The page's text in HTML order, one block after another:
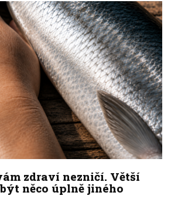
zdraví nezničí. Větší
něco úplně jiného